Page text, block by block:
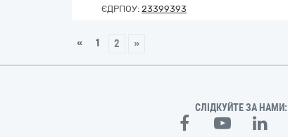
ЄДРПОУ: 23399393
« 1 2 »
СЛІДКУЙТЕ ЗА НАМИ: